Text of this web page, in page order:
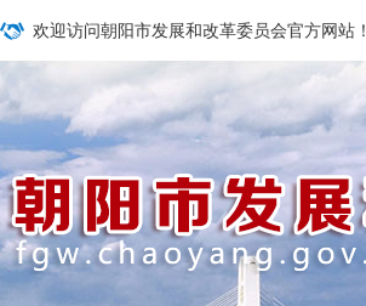
欢迎访问朝阳市发展和改革委员会官方网站！